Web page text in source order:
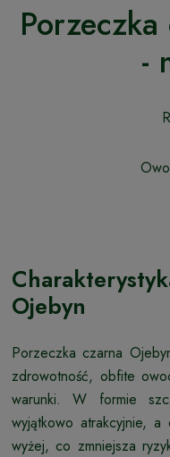
Porzeczka
-
Ojebyn
Porzeczka czarna
zdrowotność, obfite
warunki. W formie
wyjątkowo atrakcyjnie,
wyżej, co zmniejsza